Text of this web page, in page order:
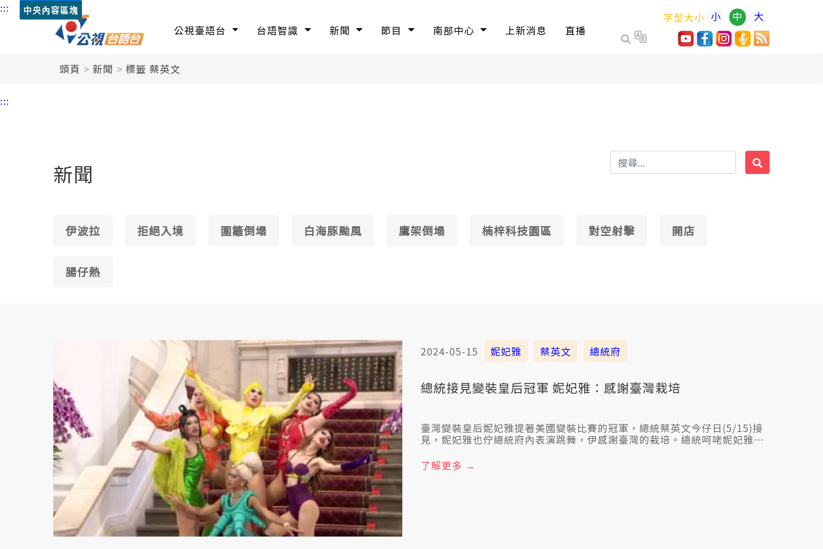
::: 中央內容區塊
公視臺語台 台語智識 新聞 節目 南部中心 上新消息 直播
字型大小 小 中 大
頭頁 新聞 標籤 蔡英文
:::
新聞
伊波拉 拒絕入境 圍籬倒塌 白海豚颱風 鷹架倒塌 楠梓科技園區 對空射擊 開店
腸仔熱
2024-05-15 妮妃雅 蔡英文 總統府
總統接見變裝皇后冠軍 妮妃雅：感謝臺灣栽培
臺灣變裝皇后妮妃雅提著美國變裝比賽的冠軍，總統蔡英文今仔日(5/15)接
見，妮妃雅也佇總統府內表演跳舞，伊感謝臺灣的栽培。總統呵咾妮妃雅的
了解更多 →